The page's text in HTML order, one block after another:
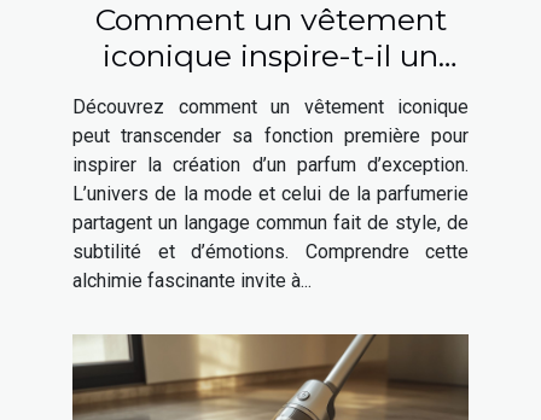
Comment un vêtement
iconique inspire-t-il un
parfum élégant ?
Découvrez comment un vêtement iconique
peut transcender sa fonction première pour
inspirer la création d’un parfum d’exception.
L’univers de la mode et celui de la parfumerie
partagent un langage commun fait de style, de
subtilité et d’émotions. Comprendre cette
alchimie fascinante invite à...